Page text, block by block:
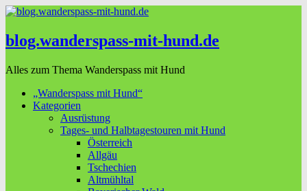
blog.wanderspass-mit-hund.de
Alles zum Thema Wanderspass mit Hund
„Wanderspass mit Hund“
Kategorien
Ausrüstung
Tages- und Halbtagestouren mit Hund
Österreich
Allgäu
Tschechien
Altmühltal